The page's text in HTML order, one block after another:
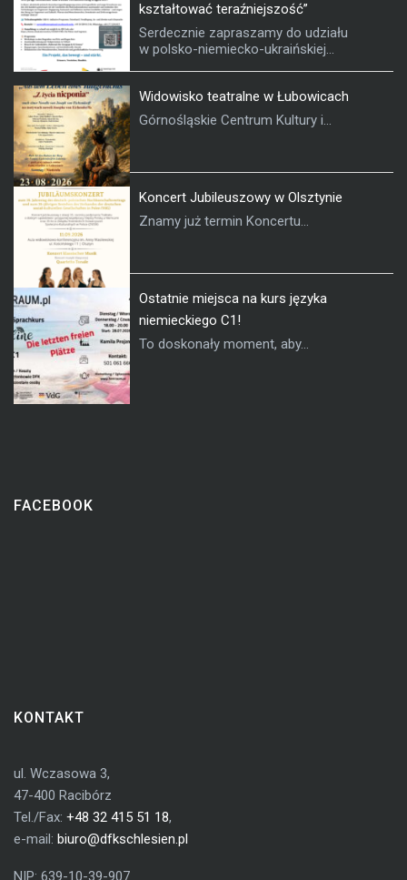
kształtować teraźniejszość”
Serdecznie zapraszamy do udziału
w polsko-niemiecko-ukraińskiej...
Widowisko teatralne w Łubowicach
Górnośląskie Centrum Kultury i...
Koncert Jubileuszowy w Olsztynie
Znamy już termin Koncertu...
Ostatnie miejsca na kurs języka
niemieckiego C1!
To doskonały moment, aby...
FACEBOOK
KONTAKT
ul. Wczasowa 3,
47-400 Racibórz
Tel./Fax: +48 32 415 51 18,
e-mail: biuro@dfkschlesien.pl